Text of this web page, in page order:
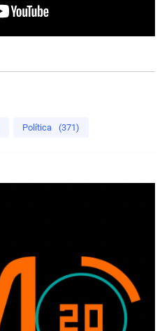
Política (371)